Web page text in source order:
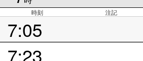
時刻 注記
7:05
7:23